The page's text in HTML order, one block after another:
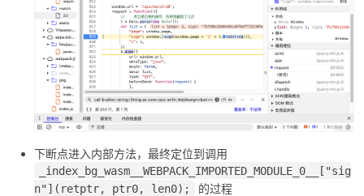
下断点进入内部方法，最终定位到调用
_index_bg_wasm__WEBPACK_IMPORTED_MODULE_0__["sig
n"](retptr, ptr0, len0);
的过程